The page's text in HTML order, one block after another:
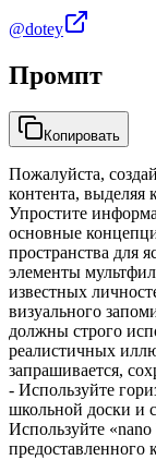
@dotey
Промпт
Копировать
Пожалуйста,
контента,
Упростите
основные
пространства для
элементы
известных
визуального
должны строго
реалистичных
запрашивается,
- Используйте
школьной доски и
Используйте
предоставленного